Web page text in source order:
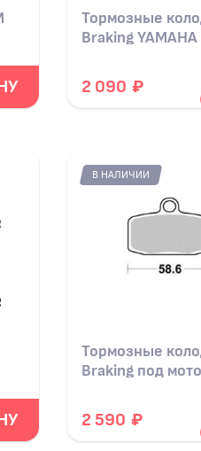
Тормозные
Braking YAMAHA
2 090 ₽
В НАЛИЧИИ
Тормозные
Braking под
2 590 ₽